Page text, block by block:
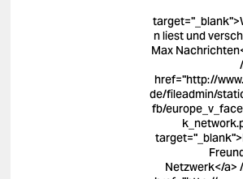
n liest und
Max
href="http://
de/fileadmin/
fb/
Netzwerk</a>